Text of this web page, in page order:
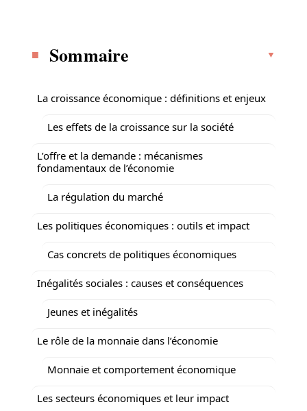
Sommaire
La croissance économique : définitions et enjeux
Les effets de la croissance sur la société
L’offre et la demande : mécanismes
fondamentaux de l’économie
La régulation du marché
Les politiques économiques : outils et impact
Cas concrets de politiques économiques
Inégalités sociales : causes et conséquences
Jeunes et inégalités
Le rôle de la monnaie dans l’économie
Monnaie et comportement économique
Les secteurs économiques et leur impact